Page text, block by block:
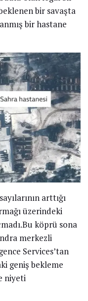
bir savaşta
bir hastane
arttığı
üzerindeki
köprü sona
merkezli
Services’tan
geniş bekleme
niyeti